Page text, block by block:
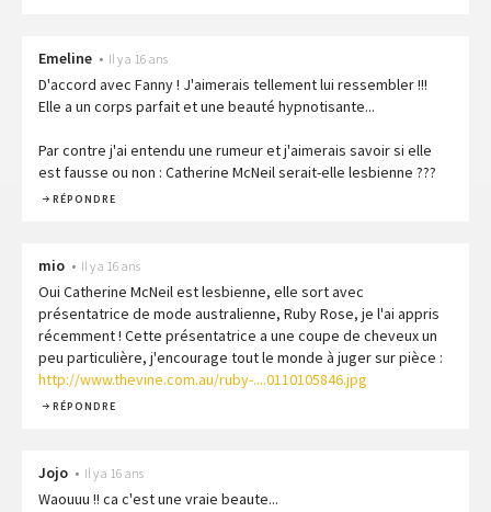
Emeline • Il y a 16 ans
D'accord avec Fanny ! J'aimerais tellement lui ressembler !!!
Elle a un corps parfait et une beauté hypnotisante...
Par contre j'ai entendu une rumeur et j'aimerais savoir si elle
est fausse ou non : Catherine McNeil serait-elle lesbienne ???
RÉPONDRE
mio • Il y a 16 ans
Oui Catherine McNeil est lesbienne, elle sort avec
présentatrice de mode australienne, Ruby Rose, je l'ai appris
récemment ! Cette présentatrice a une coupe de cheveux un
peu particulière, j'encourage tout le monde à juger sur pièce :
http://www.thevine.com.au/ruby-....0110105846.jpg
RÉPONDRE
Jojo • Il y a 16 ans
Waouuu !! ca c'est une vraie beaute...